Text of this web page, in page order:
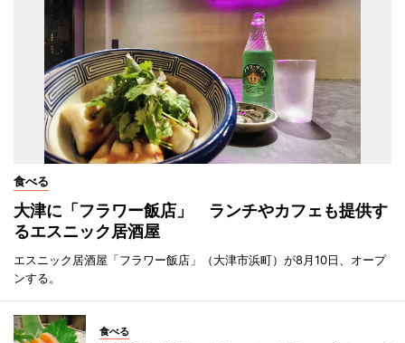
食べる
大津に「フラワー飯店」 ランチやカフェも提供す
るエスニック居酒屋
エスニック居酒屋「フラワー飯店」（大津市浜町）が8月10日、オープ
ンする。
食べる